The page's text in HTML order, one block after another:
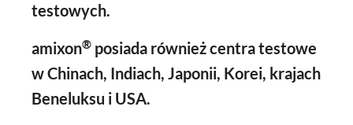
testowych.
amixon® posiada również centra testowe
w Chinach, Indiach, Japonii, Korei, krajach
Beneluksu i USA.